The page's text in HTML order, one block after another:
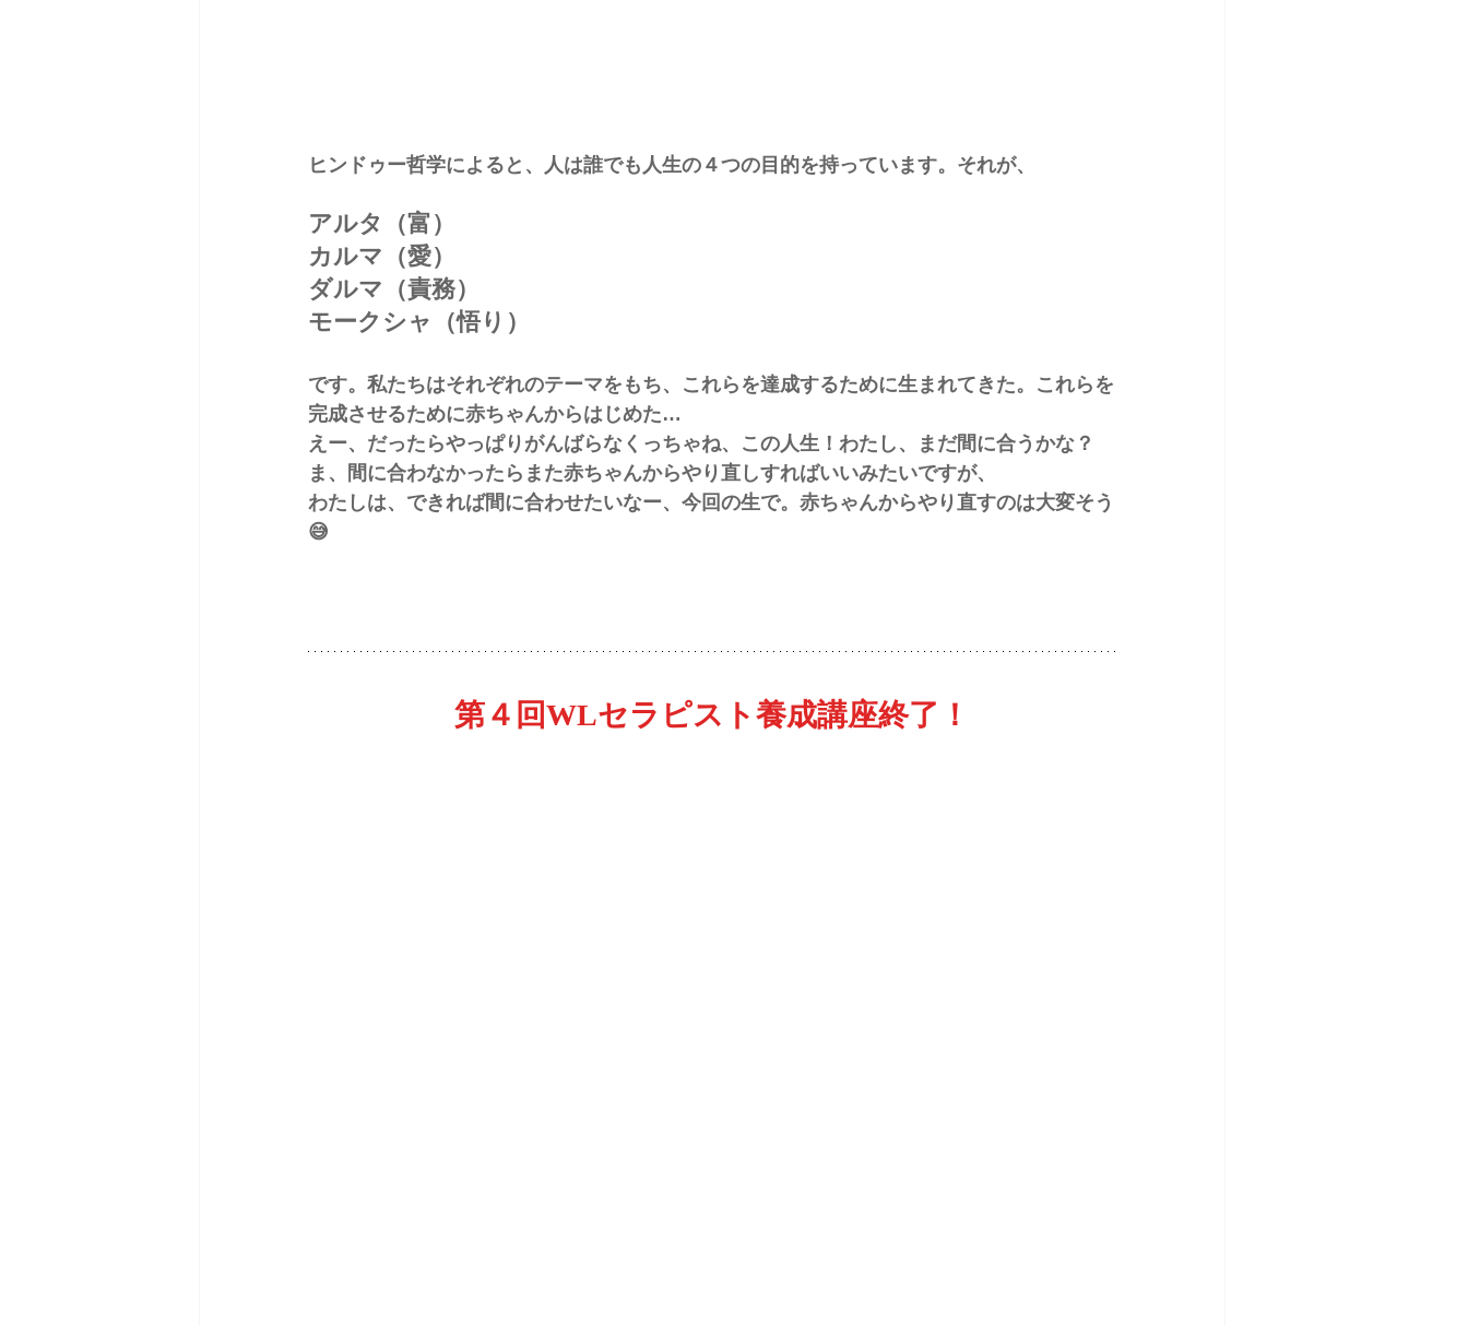
ヒンドゥー哲学によると、人は誰でも人生の４つの目的を持っています。それが、
アルタ（富）
カルマ（愛）
ダルマ（責務）
モークシャ（悟り）
です。私たちはそれぞれのテーマをもち、これらを達成するために生まれてきた。これらを
完成させるために赤ちゃんからはじめた…
えー、だったらやっぱりがんばらなくっちゃね、この人生！わたし、まだ間に合うかな？
ま、間に合わなかったらまた赤ちゃんからやり直しすればいいみたいですが、
わたしは、できれば間に合わせたいなー、今回の生で。赤ちゃんからやり直すのは大変そう
😅
第４回WLセラピスト養成講座終了！